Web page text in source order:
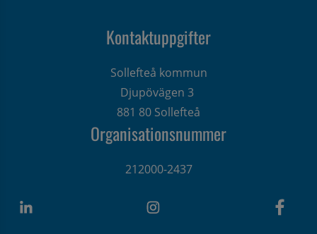
Kontaktuppgifter
Sollefteå kommun
Djupövägen 3
881 80 Sollefteå
Organisationsnummer
212000-2437